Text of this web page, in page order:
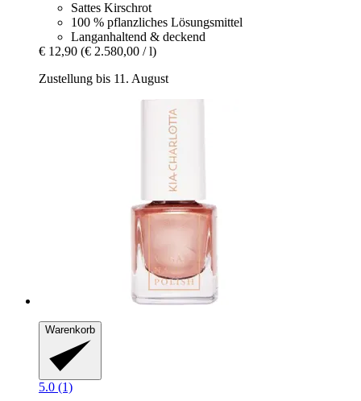
Sattes Kirschrot
100 % pflanzliches Lösungsmittel
Langanhaltend & deckend
€ 12,90 (€ 2.580,00 / l)
Zustellung bis 11. August
Warenkorb
5.0 (1)